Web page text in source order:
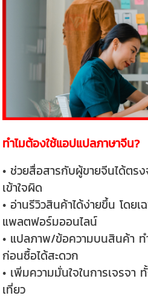
ทำไมต้องใช้แอปแปลภาษาจีน?
• ช่วยสื่อสารกับผู้ขายจีนได้ตร
เข้าใจผิด
• อ่านรีวิวสินค้าได้ง่ายขึ้น โดยเ
แพลตฟอร์มออนไลน์
• แปลภาพ/ข้อความบนสินค้า ท
ก่อนซื้อได้สะดวก
• เพิ่มความมั่นใจในการเจรจา
เที่ยว